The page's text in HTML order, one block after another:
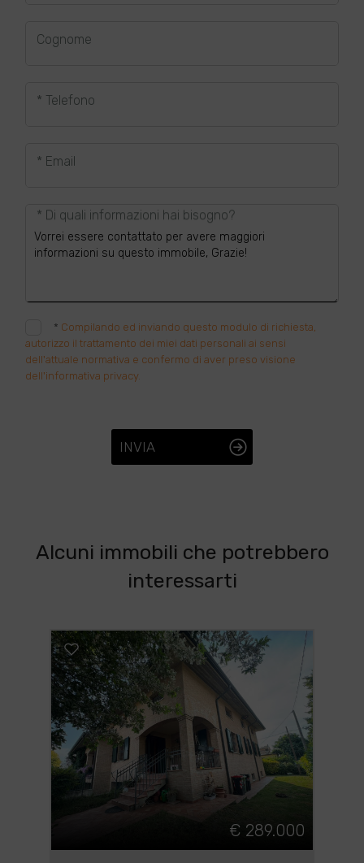
Cognome
* Telefono
* Email
* Di quali informazioni hai bisogno?
* Compilando ed inviando questo modulo di richiesta,
autorizzo il trattamento dei miei dati personali ai sensi
dell'attuale normativa e confermo di aver preso visione
dell'informativa privacy.
INVIA
Alcuni immobili che potrebbero
interessarti
€ 289.000